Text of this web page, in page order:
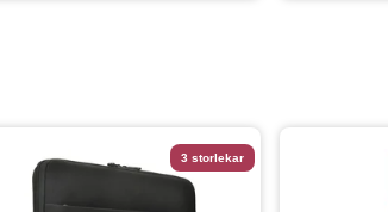
3 storlekar